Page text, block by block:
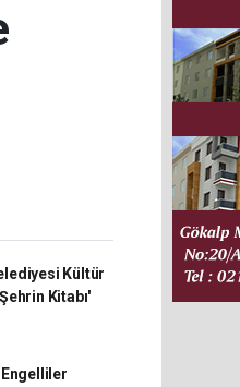
Kültür
Kitabı'